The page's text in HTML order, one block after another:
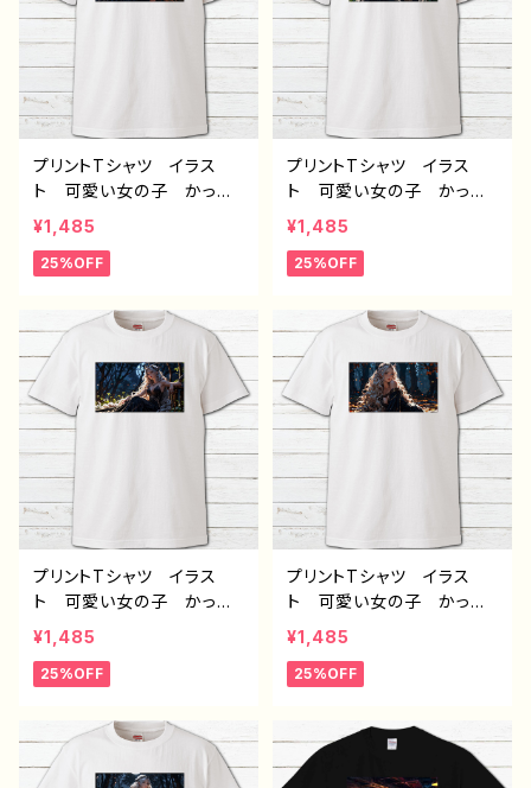
プリントTシャツ イラス
ト 可愛い女の子 かっこ
いい女子 美しい女の子
金髪 ロングヘア おしゃ
れ エモい メンズ レデ
め 人気 イラストレータ
ー 絵師 クリエイター
白 半袖シャツ コラボ
オリジナル デザイン グッ
ズ ノンブランド H-7
¥1,485
25%OFF
プリントTシャツ イラス
ト 可愛い女の子 かっこ
いい女子 美しい女の子
金髪 ロングヘア おしゃ
れ エモい メンズ レデ
め 人気 イラストレータ
ー 絵師 クリエイター
白 半袖シャツ コラボ
オリジナル デザイン グッ
ズ ノンブランド H-7
¥1,485
25%OFF
プリントTシャツ イラス
ト 可愛い女の子 かっこ
いい女子 美しい女の子
金髪 ロングヘア おしゃ
れ エモい メンズ レデ
め 人気 イラストレータ
ー 絵師 クリエイター
白 半袖シャツ コラボ
¥1,485
25%OFF
プリントTシャツ イラス
ト 可愛い女の子 かっこ
いい女子 美しい女の子
金髪 ロングヘア おしゃ
れ エモい メンズ レデ
め 人気 イラストレータ
ー 絵師 クリエイター
白 半袖シャツ コラボ
¥1,485
25%OFF